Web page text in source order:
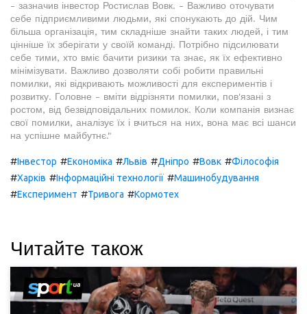
- зазначив інвестор Ростислав Вовк. - Важливо оточувати
себе підприємливими людьми, які спонукають до дій. Чим
більша організація, тим складніше знайти таких людей, і тим
цінніше їх зберігати у своїй команді. Потрібно підсилювати
себе тими, хто вміє бачити ризики та знає, як їх ефективно
мінімізувати. Важливо дозволяти собі робити правильні
помилки, які відкривають можливості для експериментів і
розвитку. Головне - вміти відрізняти помилки, пов'язані з
ростом, від безвідповідальних помилок. Коли компанія визнає
свої помилки, аналізує їх і вчиться на них, вона має всі шанси
на успішне майбутнє."
#Інвестор #Економіка #Львів #Дніпро #Вовк #Філософія
#Харків #Інформаційні технології #Машинобудування
#Експеримент #Тривога #Кормотех
Читайте також